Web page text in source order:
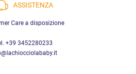
ASSISTENZA
Care a disposizione
+39 3452280233